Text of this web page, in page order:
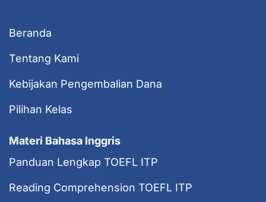
Beranda
Tentang Kami
Kebijakan Pengembalian Dana
Pilihan Kelas
Materi Bahasa Inggris
Panduan Lengkap TOEFL ITP
Reading Comprehension TOEFL ITP